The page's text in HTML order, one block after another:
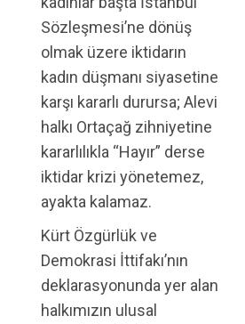
Sözleşmesi’ne dönüş
olmak üzere iktidarın
kadın düşmanı siyasetine
karşı kararlı durursa; Alevi
halkı Ortaçağ zihniyetine
kararlılıkla “Hayır” derse
iktidar krizi yönetemez,
ayakta kalamaz.
Kürt Özgürlük ve
Demokrasi İttifakı’nın
deklarasyonunda yer alan
halkımızın ulusal